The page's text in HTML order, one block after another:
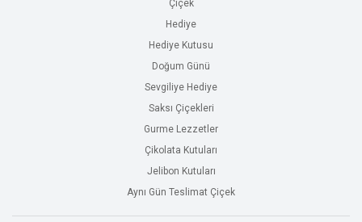
Çiçek
Hediye
Hediye Kutusu
Doğum Günü
Sevgiliye Hediye
Saksı Çiçekleri
Gurme Lezzetler
Çikolata Kutuları
Jelibon Kutuları
Aynı Gün Teslimat Çiçek